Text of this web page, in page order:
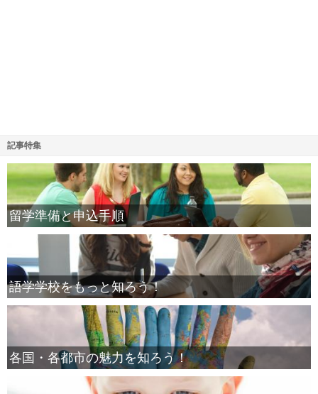
記事特集
留学準備と申込手順
語学学校をもっと知ろう！
各国・各都市の魅力を知ろう！